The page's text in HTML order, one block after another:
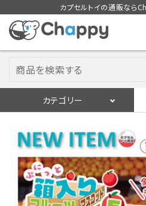
カプセルトイの通販なら
カテゴリー
ログイン
入荷スケジュールを
カプセルトイマシン本体